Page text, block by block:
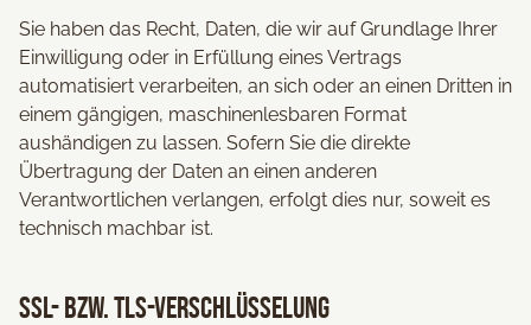
Sie haben das Recht, Daten, die wir auf Grundlage Ihrer
Einwilligung oder in Erfüllung eines Vertrags
automatisiert verarbeiten, an sich oder an einen Dritten in
einem gängigen, maschinenlesbaren Format
aushändigen zu lassen. Sofern Sie die direkte
Übertragung der Daten an einen anderen
Verantwortlichen verlangen, erfolgt dies nur, soweit es
technisch machbar ist.
SSL- bzw. TLS-Verschlüsselung